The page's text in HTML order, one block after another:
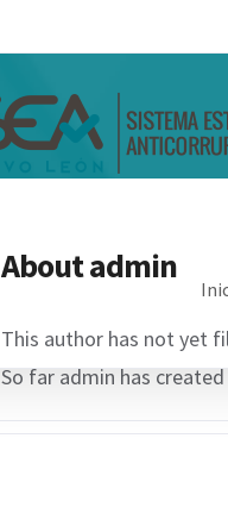
Aboutadmin
This author has not yet
So far admin has